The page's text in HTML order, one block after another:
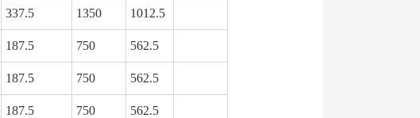
337.5 1350 1012.5
187.5 750 562.5
187.5 750 562.5
187.5 750 562.5